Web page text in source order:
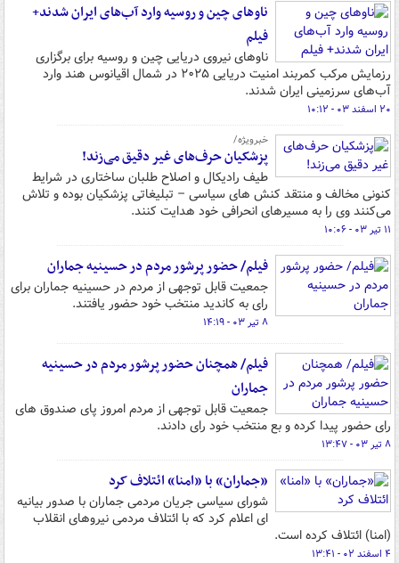
ناوهای چین و روسیه وارد آب‌های ایران شدند+
فیلم
ناوهای نیروی دریایی چین و روسیه برای برگزاری
رزمایش مرکب کمربند امنیت دریایی ۲۰۲۵ در شمال اقیانوس هند وارد
آب‌های سرزمینی ایران شدند.
۲۰ اسفند ۰۳ - ۱۰:۱۲
خبرویژه/
پزشکیان حرف‌های غیر دقیق می‌زند!
طیف رادیکال و اصلاح طلبان ساختاری در شرایط
کنونی مخالف و منتقد کنش های سیاسی – تبلیغاتی پزشکیان بوده و تلاش
می‌کنند وی را به مسیرهای انحرافی خود هدایت کنند.
۱۱ تیر ۰۳ - ۱۰:۰۶
فیلم/ حضور پرشور مردم در حسینیه جماران
جمعیت قابل توجهی از مردم در حسینیه جماران برای
رای به کاندید منتخب خود حضور یافتند.
۸ تیر ۰۳ - ۱۴:۱۹
فیلم/ همچنان حضور پرشور مردم در حسینیه
جماران
جمعیت قابل توجهی از مردم امروز پای صندوق های
رای حضور پیدا کرده و بع منتخب خود رای دادند.
۸ تیر ۰۳ - ۱۳:۴۷
«جماران» با «امنا» ائتلاف کرد
شورای سیاسی جریان مردمی جماران با صدور بیانیه
ای اعلام کرد که با ائتلاف مردمی نیروهای انقلاب
(امنا) ائتلاف کرده است.
۴ اسفند ۰۲ - ۱۳:۴۱